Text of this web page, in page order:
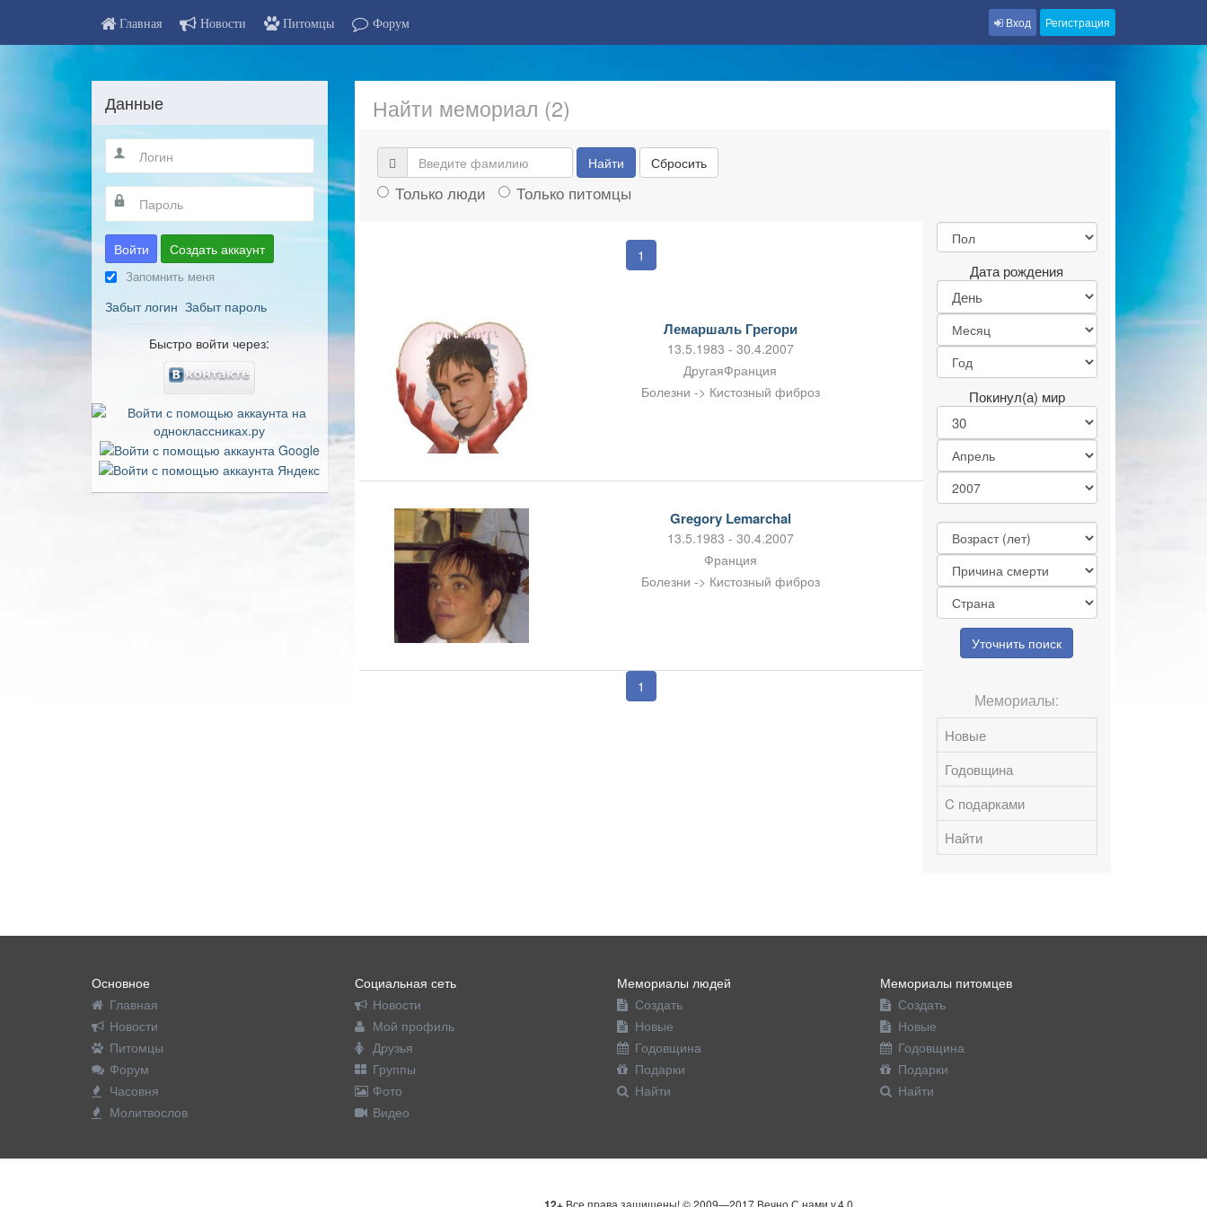
Главная Новости Питомцы Форум Вход Регистрация
Найти мемориал (2)
Найти Сбросить
Только люди Только питомцы
1
Лемаршаль Грегори
13.5.1983 - 30.4.2007
ДругаяФранция
Болезни -> Кистозный фиброз
Gregory Lemarchal
13.5.1983 - 30.4.2007
Франция
Болезни -> Кистозный фиброз
1
Дата рождения
Покинул(а) мир
Уточнить поиск
Мемориалы:
Новые
Годовщина
C подарками
Найти
Данные
Войти Создать аккаунт
Запомнить меня
Забыт логин Забыт пароль
Быстро войти через:
Основное
Главная
Новости
Питомцы
Форум
Часовня
Молитвослов
Социальная сеть
Новости
Мой профиль
Друзья
Группы
Фото
Видео
Мемориалы людей
Создать
Новые
Годовщина
Подарки
Найти
Мемориалы питомцев
Создать
Новые
Годовщина
Подарки
Найти